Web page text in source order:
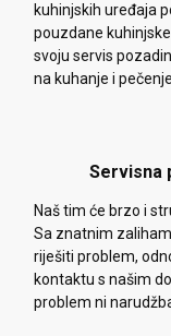
kuhinjskih uređaja
pouzdane
svoju servis
na kuhanje i
Servisna
Naš tim će brzo i
Sa znatnim
riješiti problem,
kontaktu s našim
problem ni